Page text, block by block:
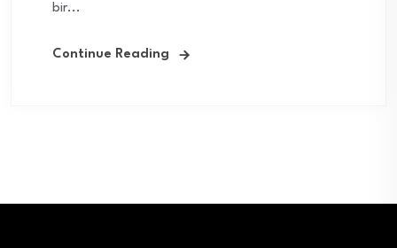
bir...
Continue Reading